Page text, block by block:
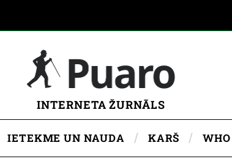
INTERNETA ŽURNĀLS
IETEKME UN NAUDA KARŠ